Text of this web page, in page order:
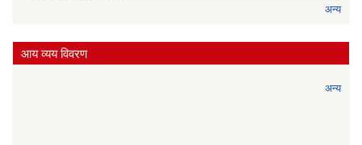
अन्य
आय व्यय विवरण
अन्य